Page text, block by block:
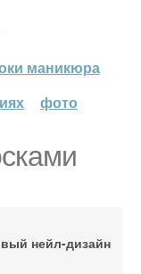
маникюра
фото
нейл-дизайн